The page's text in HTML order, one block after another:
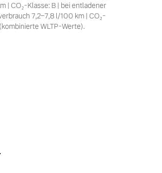
| CO₂-Klasse: B | bei entladener
7,2–7,8 l/100 km | CO₂-
WLTP-Werte).